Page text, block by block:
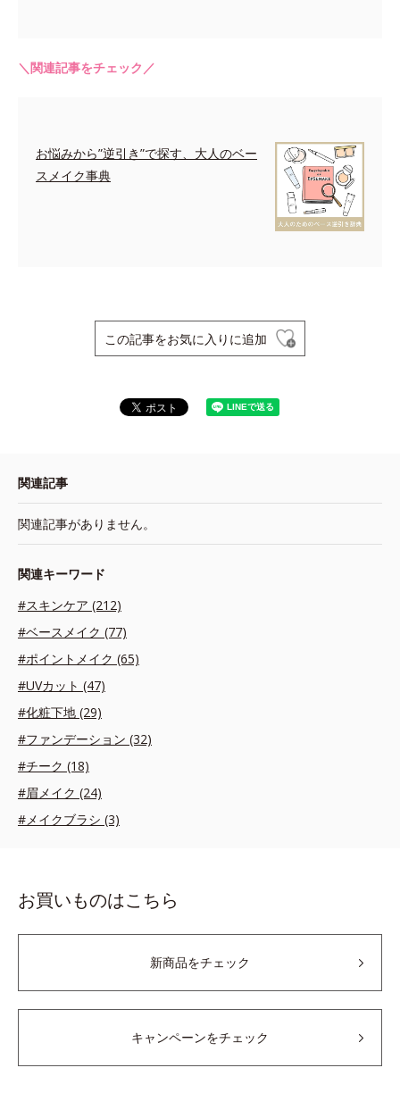
＼関連記事をチェック／
お悩みから”逆引き”で探す、大人のベー
スメイク事典
この記事をお気に入りに追加
関連記事
関連記事がありません。
関連キーワード
#スキンケア (212)
#ベースメイク (77)
#ポイントメイク (65)
#UVカット (47)
#化粧下地 (29)
#ファンデーション (32)
#チーク (18)
#眉メイク (24)
#メイクブラシ (3)
お買いものはこちら
新商品をチェック
キャンペーンをチェック